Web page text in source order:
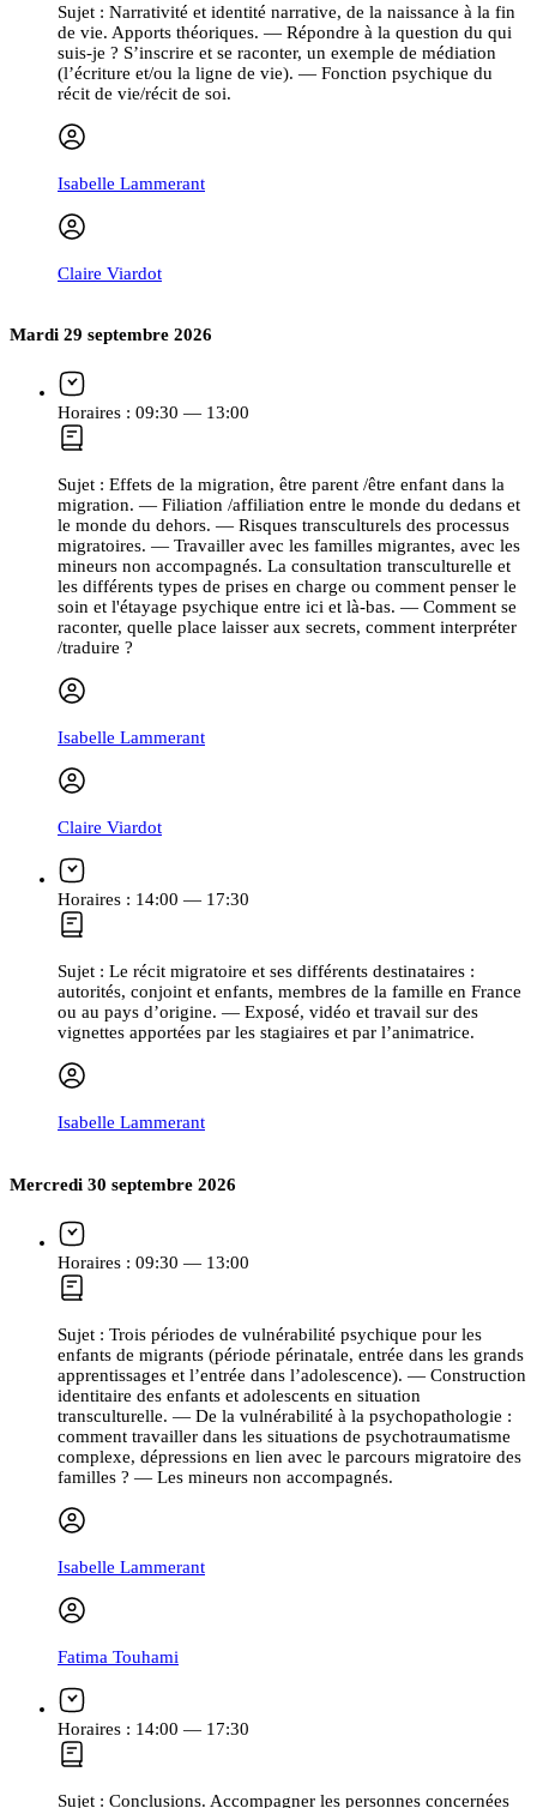
Sujet : Narrativité et identité narrative, de la naissance à la fin
de vie. Apports théoriques. — Répondre à la question du qui
suis-je ? S’inscrire et se raconter, un exemple de médiation
(l’écriture et/ou la ligne de vie). — Fonction psychique du
récit de vie/récit de soi.
Isabelle Lammerant
Claire Viardot
Mardi 29 septembre 2026
Horaires : 09:30 — 13:00
Sujet : Effets de la migration, être parent /être enfant dans la
migration. — Filiation /affiliation entre le monde du dedans et
le monde du dehors. — Risques transculturels des processus
migratoires. — Travailler avec les familles migrantes, avec les
mineurs non accompagnés. La consultation transculturelle et
les différents types de prises en charge ou comment penser le
soin et l'étayage psychique entre ici et là-bas. — Comment se
raconter, quelle place laisser aux secrets, comment interpréter
/traduire ?
Isabelle Lammerant
Claire Viardot
Horaires : 14:00 — 17:30
Sujet : Le récit migratoire et ses différents destinataires :
autorités, conjoint et enfants, membres de la famille en France
ou au pays d’origine. — Exposé, vidéo et travail sur des
vignettes apportées par les stagiaires et par l’animatrice.
Isabelle Lammerant
Mercredi 30 septembre 2026
Horaires : 09:30 — 13:00
Sujet : Trois périodes de vulnérabilité psychique pour les
enfants de migrants (période périnatale, entrée dans les grands
apprentissages et l’entrée dans l’adolescence). — Construction
identitaire des enfants et adolescents en situation
transculturelle. — De la vulnérabilité à la psychopathologie :
comment travailler dans les situations de psychotraumatisme
complexe, dépressions en lien avec le parcours migratoire des
familles ? — Les mineurs non accompagnés.
Isabelle Lammerant
Fatima Touhami
Horaires : 14:00 — 17:30
Sujet : Conclusions. Accompagner les personnes concernées